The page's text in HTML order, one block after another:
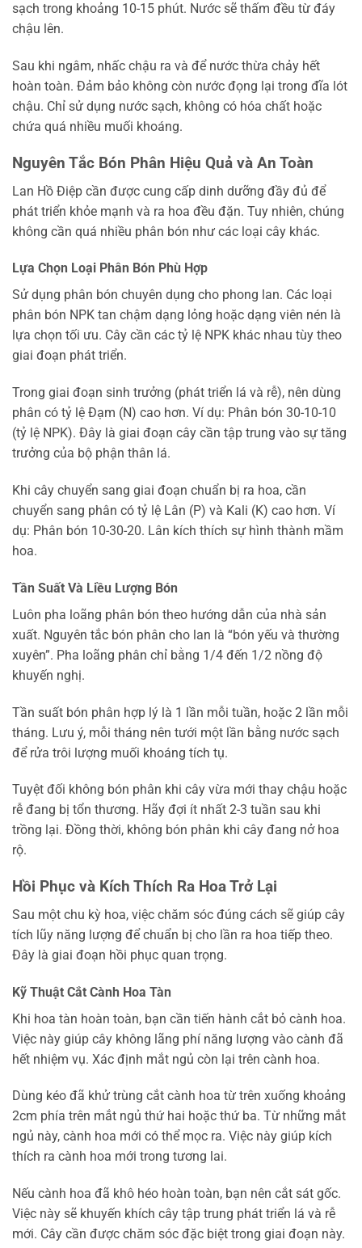
sạch trong khoảng 10-15 phút. Nước sẽ thấm đều từ đáy
chậu lên.
Sau khi ngâm, nhấc chậu ra và để nước thừa chảy hết
hoàn toàn. Đảm bảo không còn nước đọng lại trong đĩa lót
chậu. Chỉ sử dụng nước sạch, không có hóa chất hoặc
chứa quá nhiều muối khoáng.
Nguyên Tắc Bón Phân Hiệu Quả và An Toàn
Lan Hồ Điệp cần được cung cấp dinh dưỡng đầy đủ để
phát triển khỏe mạnh và ra hoa đều đặn. Tuy nhiên, chúng
không cần quá nhiều phân bón như các loại cây khác.
Lựa Chọn Loại Phân Bón Phù Hợp
Sử dụng phân bón chuyên dụng cho phong lan. Các loại
phân bón NPK tan chậm dạng lỏng hoặc dạng viên nén là
lựa chọn tối ưu. Cây cần các tỷ lệ NPK khác nhau tùy theo
giai đoạn phát triển.
Trong giai đoạn sinh trưởng (phát triển lá và rễ), nên dùng
phân có tỷ lệ Đạm (N) cao hơn. Ví dụ: Phân bón 30-10-10
(tỷ lệ NPK). Đây là giai đoạn cây cần tập trung vào sự tăng
trưởng của bộ phận thân lá.
Khi cây chuyển sang giai đoạn chuẩn bị ra hoa, cần
chuyển sang phân có tỷ lệ Lân (P) và Kali (K) cao hơn. Ví
dụ: Phân bón 10-30-20. Lân kích thích sự hình thành mầm
hoa.
Tần Suất Và Liều Lượng Bón
Luôn pha loãng phân bón theo hướng dẫn của nhà sản
xuất. Nguyên tắc bón phân cho lan là “bón yếu và thường
xuyên”. Pha loãng phân chỉ bằng 1/4 đến 1/2 nồng độ
khuyến nghị.
Tần suất bón phân hợp lý là 1 lần mỗi tuần, hoặc 2 lần mỗi
tháng. Lưu ý, mỗi tháng nên tưới một lần bằng nước sạch
để rửa trôi lượng muối khoáng tích tụ.
Tuyệt đối không bón phân khi cây vừa mới thay chậu hoặc
rễ đang bị tổn thương. Hãy đợi ít nhất 2-3 tuần sau khi
trồng lại. Đồng thời, không bón phân khi cây đang nở hoa
rộ.
Hồi Phục và Kích Thích Ra Hoa Trở Lại
Sau một chu kỳ hoa, việc chăm sóc đúng cách sẽ giúp cây
tích lũy năng lượng để chuẩn bị cho lần ra hoa tiếp theo.
Đây là giai đoạn hồi phục quan trọng.
Kỹ Thuật Cắt Cành Hoa Tàn
Khi hoa tàn hoàn toàn, bạn cần tiến hành cắt bỏ cành hoa.
Việc này giúp cây không lãng phí năng lượng vào cành đã
hết nhiệm vụ. Xác định mắt ngủ còn lại trên cành hoa.
Dùng kéo đã khử trùng cắt cành hoa từ trên xuống khoảng
2cm phía trên mắt ngủ thứ hai hoặc thứ ba. Từ những mắt
ngủ này, cành hoa mới có thể mọc ra. Việc này giúp kích
thích ra cành hoa mới trong tương lai.
Nếu cành hoa đã khô héo hoàn toàn, bạn nên cắt sát gốc.
Việc này sẽ khuyến khích cây tập trung phát triển lá và rễ
mới. Cây cần được chăm sóc đặc biệt trong giai đoạn này.